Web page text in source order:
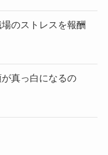
のストレスを報酬
真っ白になるの